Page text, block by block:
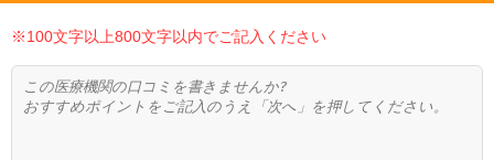
※100文字以上800文字以内でご記入ください